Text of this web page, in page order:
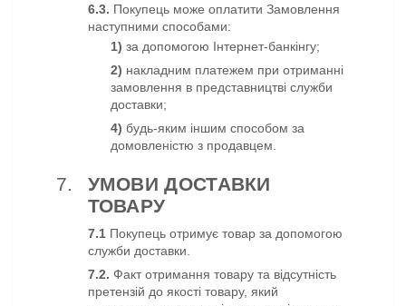
6.3. Покупець може оплатити Замовлення
наступними способами:
1) за допомогою Інтернет-банкінгу;
2) накладним платежем при отриманні
замовлення в представництві служби
доставки;
4) будь-яким іншим способом за
домовленістю з продавцем.
УМОВИ ДОСТАВКИ
ТОВАРУ
7.1 Покупець отримує товар за допомогою
служби доставки.
7.2. Факт отримання товару та відсутність
претензій до якості товару, який